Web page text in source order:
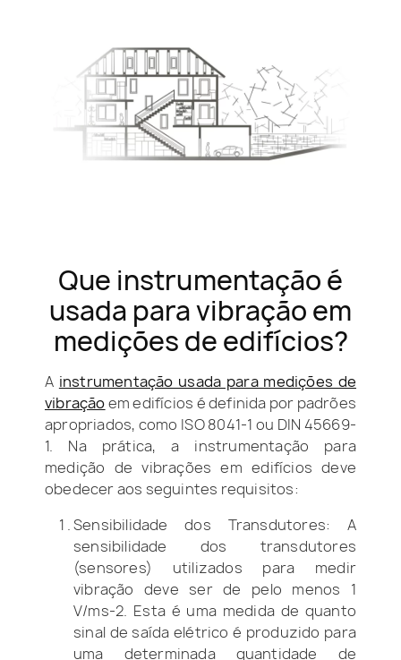
Que instrumentação é
usada para vibração em
medições de edifícios?
A instrumentação usada para medições de
vibraçãoem edifícios é definida por padrões
apropriados, como ISO 8041-1 ou DIN 45669-
1. Na prática, a instrumentação para
medição de vibrações em edifícios deve
obedecer aos seguintes requisitos:
Sensibilidade dos Transdutores: A
sensibilidade dos transdutores
(sensores) utilizados para medir
vibração deve ser de pelo menos 1
V/ms-2. Esta é uma medida de quanto
sinal de saída elétrico é produzido para
uma determinada quantidade de